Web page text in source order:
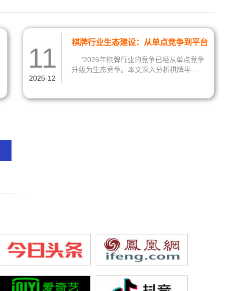
11
2025-12
棋牌行业生态建设：从单点竞争到平台
生态的战略升级
'2026年棋牌行业的竞争已经从单点竞争
升级为生态竞争。本文深入分析棋牌平...